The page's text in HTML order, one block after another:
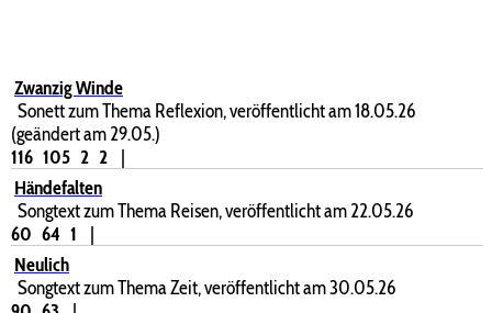
Zwanzig Winde
Sonett zum Thema Reflexion, veröffentlicht am 18.05.26
(geändert am 29.05.)
116 105 2 2
|
Händefalten
Songtext zum Thema Reisen, veröffentlicht am 22.05.26
60 64 1
|
Neulich
Songtext zum Thema Zeit, veröffentlicht am 30.05.26